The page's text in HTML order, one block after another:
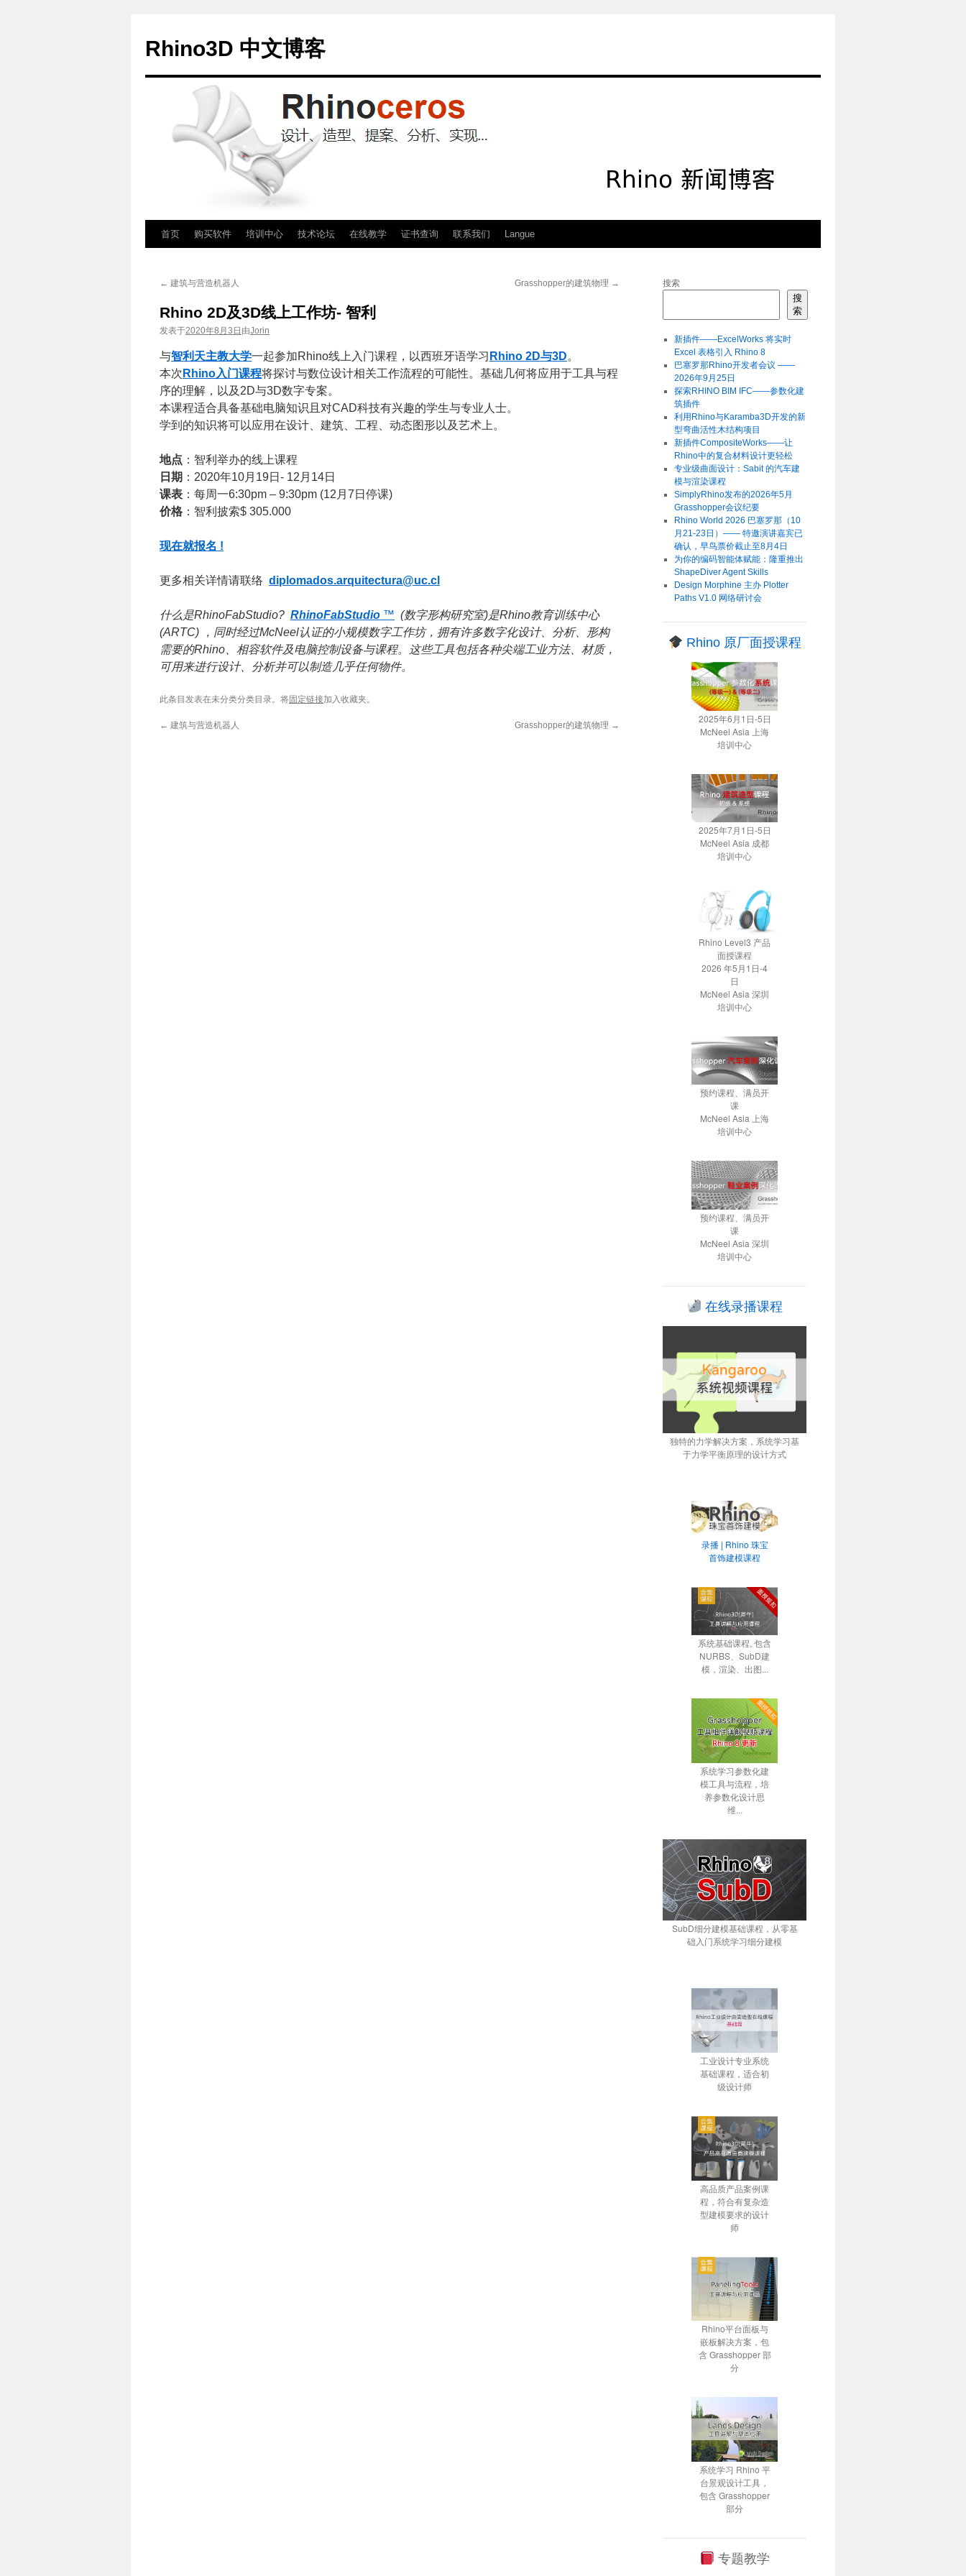
Rhino3D 中文博客
首页 购买软件 培训中心 技术论坛 在线教学 证书查询 联系我们 Langue
← 建筑与营造机器人 Grasshopper的建筑物理 →
Rhino 2D及3D线上工作坊- 智利
发表于2020年8月3日 由Jorin
与智利天主教大学一起参加Rhino线上入门课程，以西班牙语学习 Rhino 2D与3D。
本次 Rhino入门课程将探讨与数位设计相关工作流程的可能性。基础几何将应用于工具与程
序的理解，以及2D与3D数字专案。
本课程适合具备基础电脑知识且对CAD科技有兴趣的学生与专业人士。
学到的知识将可以应用在设计、建筑、工程、动态图形以及艺术上。
地点 ：智利举办的线上课程
日期 ：2020年10月19日- 12月14日
课表 ：每周一6:30pm – 9:30pm (12月7日停课)
价格 ：智利披索$ 305.000
现在就报名 !
更多相关详情请联络 diplomados.arquitectura@uc.cl
什么是RhinoFabStudio? RhinoFabStudio ™ (数字形构研究室)是Rhino教育训练中心
(ARTC) ，同时经过McNeel认证的小规模数字工作坊，拥有许多数字化设计、分析、形构
需要的Rhino、相容软件及电脑控制设备与课程。这些工具包括各种尖端工业方法、材质，
可用来进行设计、分析并可以制造几乎任何物件。
此条目发表在未分类分类目录。将固定链接加入收藏夹。
← 建筑与营造机器人 Grasshopper的建筑物理 →
搜索
搜
索
新插件——ExcelWorks 将实时
Excel 表格引入 Rhino 8
巴塞罗那Rhino开发者会议 ——
2026年9月25日
探索RHINO BIM IFC——参数化建
筑插件
利用Rhino与Karamba3D开发的新
型弯曲活性木结构项目
新插件CompositeWorks——让
Rhino中的复合材料设计更轻松
专业级曲面设计：Sabit 的汽车建
模与渲染课程
SimplyRhino发布的2026年5月
Grasshopper会议纪要
Rhino World 2026 巴塞罗那（10
月21-23日）—— 特邀演讲嘉宾已
确认，早鸟票价截止至8月4日
为你的编码智能体赋能：隆重推出
ShapeDiver Agent Skills
Design Morphine 主办 Plotter
Paths V1.0 网络研讨会
Rhino 原厂面授课程
2025年6月1日-5日
McNeel Asia 上海
培训中心
2025年7月1日-5日
McNeel Asia 成都
培训中心
Rhino Level3 产品
面授课程
2026 年5月1日-4
日
McNeel Asia 深圳
培训中心
预约课程、满员开
课
McNeel Asia 上海
培训中心
预约课程、满员开
课
McNeel Asia 深圳
培训中心
在线录播课程
独特的力学解决方案，系统学习基
于力学平衡原理的设计方式
录播 | Rhino 珠宝
首饰建模课程
系统基础课程, 包含
NURBS、SubD建
模，渲染、出图...
系统学习参数化建
模工具与流程，培
养参数化设计思
维...
SubD细分建模基础课程，从零基
础入门系统学习细分建模
工业设计专业系统
基础课程，适合初
级设计师
高品质产品案例课
程，符合有复杂造
型建模要求的设计
师
Rhino平台面板与
嵌板解决方案，包
含 Grasshopper 部
分
系统学习 Rhino 平
台景观设计工具，
包含 Grasshopper
部分
专题教学